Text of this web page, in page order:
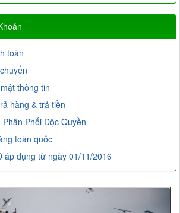
toán
thông tin
hàng & trả tiền
Phối Độc Quyền
toàn quốc
áp dụng từ ngày 01/11/2016